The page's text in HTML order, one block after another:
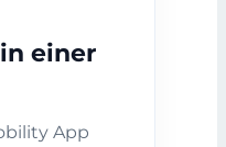
einer
App